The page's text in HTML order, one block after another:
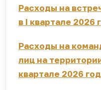
Расходы на
в I квартале 2026
Расходы на
лиц на
квартале 2026